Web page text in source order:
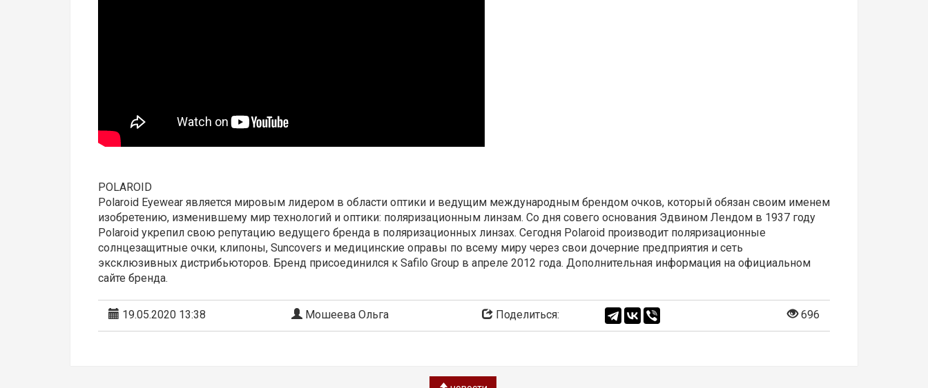
POLAROID
Polaroid Eyewear является мировым лидером в области оптики и ведущим международным брендом очков, который обязан своим именем
изобретению, изменившему мир технологий и оптики: поляризационным линзам. Со дня совего основания Эдвином Лендом в 1937 году
Polaroid укрепил свою репутацию ведущего бренда в поляризационных линзах. Сегодня Polaroid производит поляризационные
солнцезащитные очки, клипоны, Suncovers и медицинские оправы по всему миру через свои дочерние предприятия и сеть
эксклюзивных дистрибьюторов. Бренд присоединился к Safilo Group в апреле 2012 года. Дополнительная информация на официальном
сайте бренда.
19.05.2020 13:38 Мошеева Ольга Поделиться: 696